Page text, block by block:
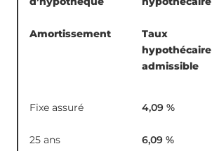
Amortissement
Taux
hypothécaire
admissible
Fixe assuré
25 ans
4,09 %
6,09 %